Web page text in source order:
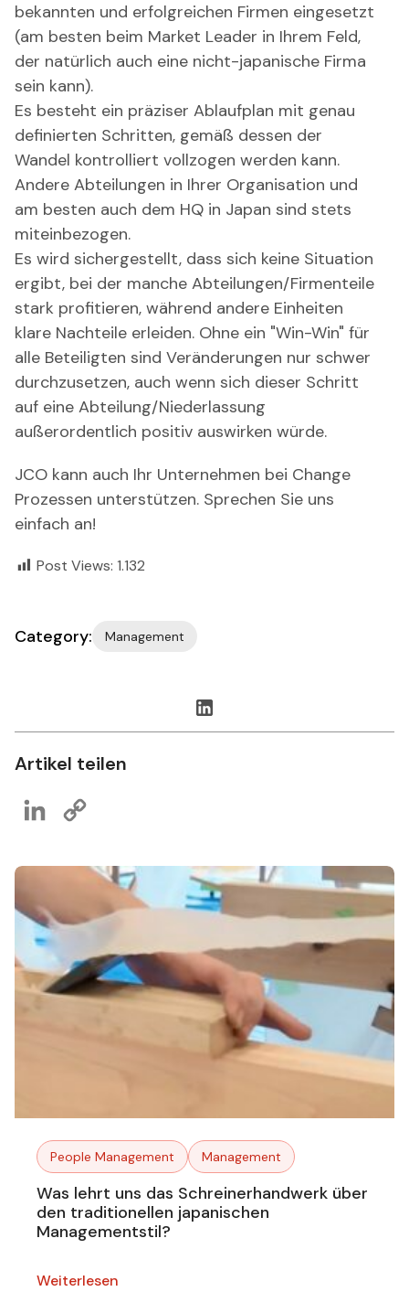
bekannten und erfolgreichen Firmen eingesetzt
(am besten beim Market Leader in Ihrem Feld,
der natürlich auch eine nicht-japanische Firma
sein kann).
Es besteht ein präziser Ablaufplan mit genau
definierten Schritten, gemäß dessen der
Wandel kontrolliert vollzogen werden kann.
Andere Abteilungen in Ihrer Organisation und
am besten auch dem HQ in Japan sind stets
miteinbezogen.
Es wird sichergestellt, dass sich keine Situation
ergibt, bei der manche Abteilungen/Firmenteile
stark profitieren, während andere Einheiten
klare Nachteile erleiden. Ohne ein "Win-Win" für
alle Beteiligten sind Veränderungen nur schwer
durchzusetzen, auch wenn sich dieser Schritt
auf eine Abteilung/Niederlassung
außerordentlich positiv auswirken würde.
JCO kann auch Ihr Unternehmen bei Change
Prozessen unterstützen. Sprechen Sie uns
einfach an!
Post Views: 1.132
Category: Management
Artikel teilen
LinkedIn
People Management Management
Was lehrt uns das Schreinerhandwerk über
den traditionellen japanischen
Managementstil?
Weiterlesen